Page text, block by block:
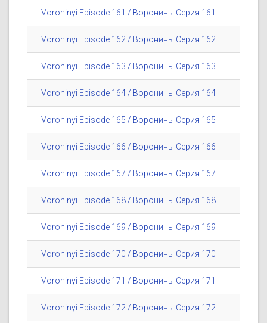
Voroninyi Episode 161 / Воронины Серия 161
Voroninyi Episode 162 / Воронины Серия 162
Voroninyi Episode 163 / Воронины Серия 163
Voroninyi Episode 164 / Воронины Серия 164
Voroninyi Episode 165 / Воронины Серия 165
Voroninyi Episode 166 / Воронины Серия 166
Voroninyi Episode 167 / Воронины Серия 167
Voroninyi Episode 168 / Воронины Серия 168
Voroninyi Episode 169 / Воронины Серия 169
Voroninyi Episode 170 / Воронины Серия 170
Voroninyi Episode 171 / Воронины Серия 171
Voroninyi Episode 172 / Воронины Серия 172